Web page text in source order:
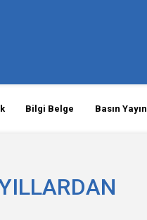
Bilgi Belge Basın Yayın